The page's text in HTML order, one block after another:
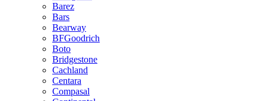
Barez
Bars
Bearway
BFGoodrich
Boto
Bridgestone
Cachland
Centara
Compasal